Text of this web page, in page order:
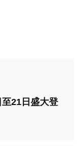
至21日盛大登